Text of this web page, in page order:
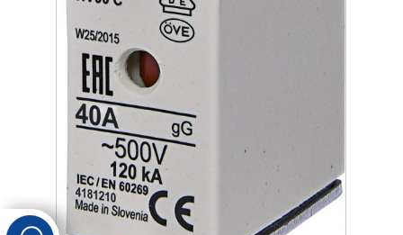
לכל מוצרי היצרן
לכל מוצרי היצרן לכל מוצרי היצרן